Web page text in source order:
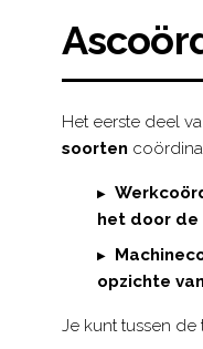
Het eerste deel
soorten
het door
opzichte
Je kunt tussen